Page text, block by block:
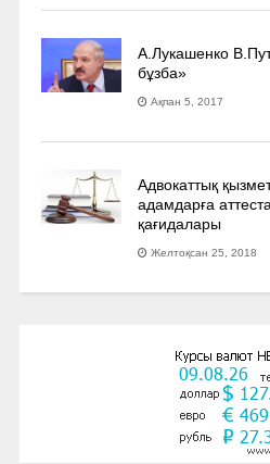
А.Лукашенко
бұзба»
Ақпан 5, 2017
Адвокаттық
адамдарға
қағидалары
Желтоқсан 25, 2018